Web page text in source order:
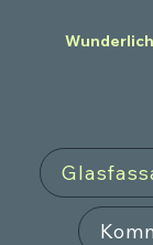
Wunderlich